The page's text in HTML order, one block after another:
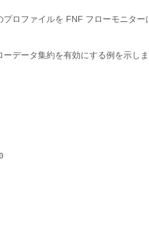
ロファイルを FNF フローモニター
データ集約を有効にする例を示しま